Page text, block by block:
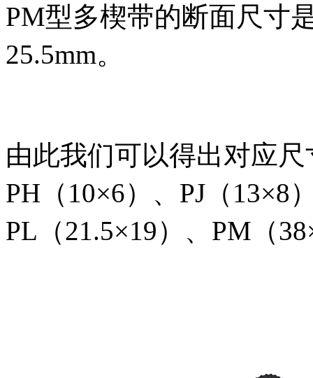
PM型多楔带的断面尺寸
25.5mm。
由此我们可以得出对应
PH（10×6）、PJ（13×8
PL（21.5×19）、PM（